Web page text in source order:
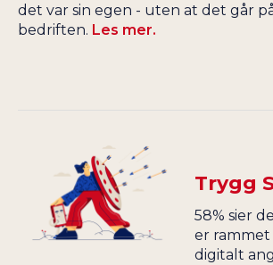
det var sin egen - uten at det går
bedriften. Les mer.
Trygg
58% sier
er
digitalt